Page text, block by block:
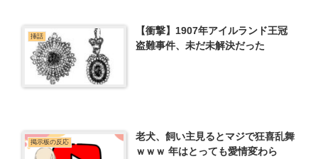
挿話
【衝撃】1907年アイルランド王冠
盗難事件、未だ未解決だった
掲示板の反応
老犬、飼い主見るとマジで狂喜乱舞
ｗｗｗ 年はとっても愛情変わら